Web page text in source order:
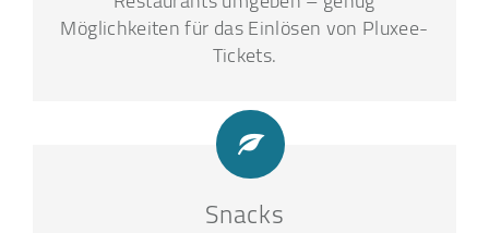
Möglichkeiten für das Einlösen von Pluxee-
Tickets.
Snacks